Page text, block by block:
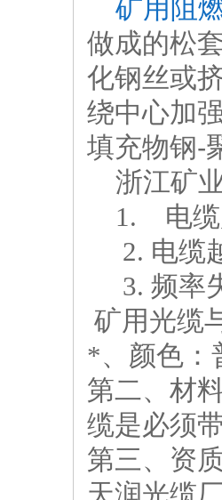
矿用阻
做成的松
化钢丝或
绕中心加
填充物钢-
浙江矿
1. 电缆
2. 电缆
3. 频率
矿用光缆
*、颜色：
第二、材
缆是必须
第三、资